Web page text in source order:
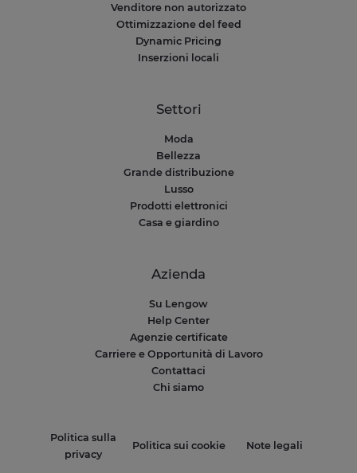
Venditore non autorizzato
Ottimizzazione del feed
Dynamic Pricing
Inserzioni locali
Settori
Moda
Bellezza
Grande distribuzione
Lusso
Prodotti elettronici
Casa e giardino
Azienda
Su Lengow
Help Center
Agenzie certificate
Carriere e Opportunità di Lavoro
Contattaci
Chi siamo
Politica sulla
privacy
Politica sui cookie Note legali